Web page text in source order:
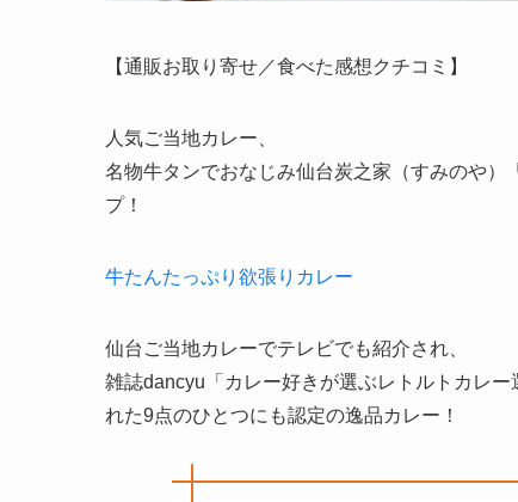
【通販お取り寄せ／食べた感想クチコミ】
人気ご当地カレー、
名物牛タンでおなじみ仙台炭之家（すみのや）
プ！
牛たんたっぷり欲張りカレー
仙台ご当地カレーでテレビでも紹介され、
雑誌dancyu「カレー好きが選ぶレトルトカレ
れた9点のひとつにも認定の逸品カレー！